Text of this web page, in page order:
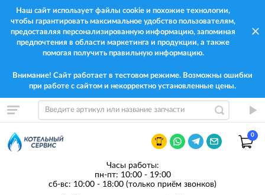
Наш сайт использует файлы cookie и похожие технологии,
чтобы гарантировать максимальное удобство пользователям,
предоставляя персонализированную информацию, запоминая
предпочтения в области маркетинга и продукции, а также
помогая получить правильную информацию.
Внимание! Сайт работает в тестовом режиме. Возможны ошибки
при работе с сайтом и некорректно установленные цены.
0
Часы работы:
пн-пт: 10:00 - 19:00
сб-вс: 10:00 - 18:00 (только приём звонков)